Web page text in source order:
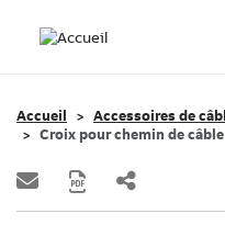
Accueil Accessoires de
Croix pour chemin de câble